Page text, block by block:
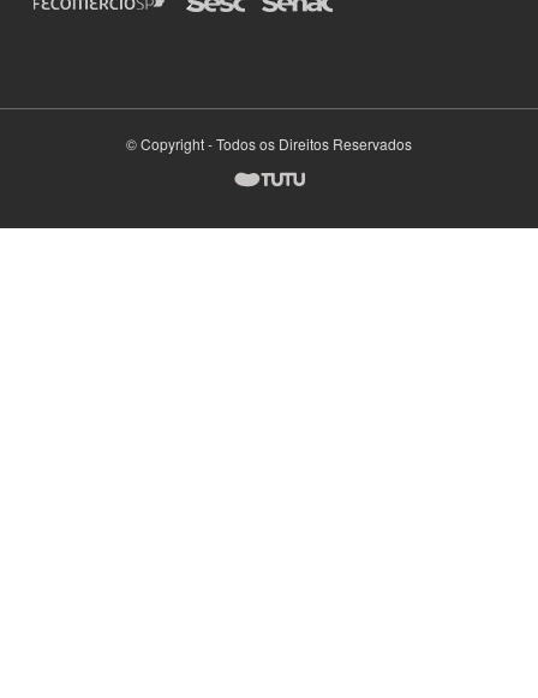
© Copyright - Todos os Direitos Reservados